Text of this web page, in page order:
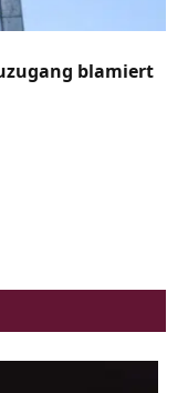
blamiert